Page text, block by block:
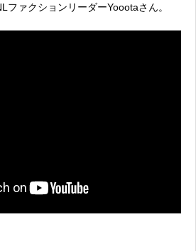
ファクションリーダーYoootaさん。